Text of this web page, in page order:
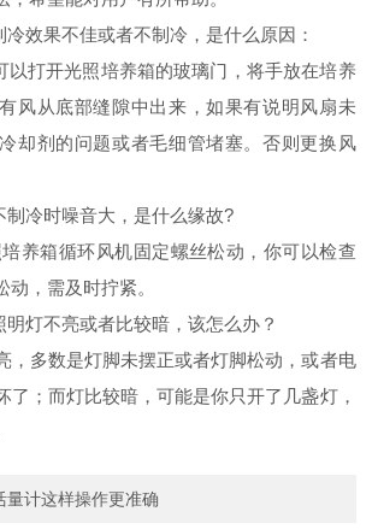
果不佳或者不制冷，是什么原因：
打开光照培养箱的玻璃门，将手放在培养
风从底部缝隙中出来，如果有说明风扇未
却剂的问题或者毛细管堵塞。否则更换风
冷时噪音大，是什么缘故?
箱循环风机固定螺丝松动，你可以检查
，需及时拧紧。
灯不亮或者比较暗，该怎么办？
多数是灯脚未摆正或者灯脚松动，或者电
了；而灯比较暗，可能是你只开了几盏灯，
量计这样操作更准确